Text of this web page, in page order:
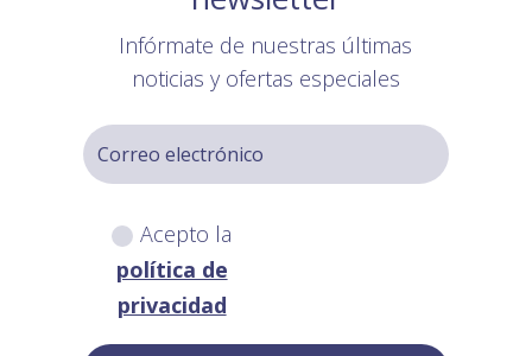
Infórmate de nuestras últimas
noticias y ofertas especiales
Acepto la
política de
privacidad